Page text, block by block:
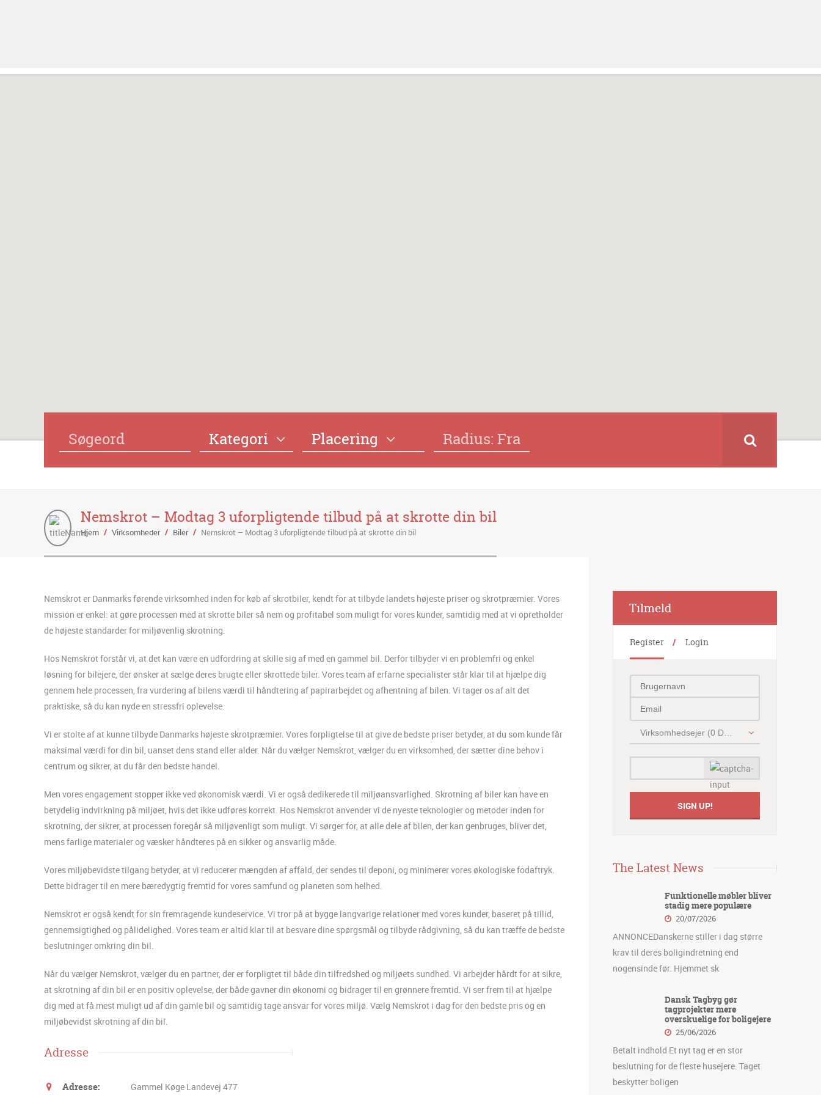
Kategori Placering Radius: Fra
Nemskrot – Modtag 3 uforpligtende tilbud på at skrotte din bil
Hjem / Virksomheder / Biler / Nemskrot – Modtag 3 uforpligtende tilbud på at skrotte din bil
Nemskrot er Danmarks førende virksomhed inden for køb af skrotbiler, kendt for at tilbyde landets højeste priser og skrotpræmier. Vores
mission er enkel: at gøre processen med at skrotte biler så nem og profitabel som muligt for vores kunder, samtidig med at vi opretholder
de højeste standarder for miljøvenlig skrotning.
Hos Nemskrot forstår vi, at det kan være en udfordring at skille sig af med en gammel bil. Derfor tilbyder vi en problemfri og enkel
løsning for bilejere, der ønsker at sælge deres brugte eller skrottede biler. Vores team af erfarne specialister står klar til at hjælpe dig
gennem hele processen, fra vurdering af bilens værdi til håndtering af papirarbejdet og afhentning af bilen. Vi tager os af alt det
praktiske, så du kan nyde en stressfri oplevelse.
Vi er stolte af at kunne tilbyde Danmarks højeste skrotpræmier. Vores forpligtelse til at give de bedste priser betyder, at du som kunde får
maksimal værdi for din bil, uanset dens stand eller alder. Når du vælger Nemskrot, vælger du en virksomhed, der sætter dine behov i
centrum og sikrer, at du får den bedste handel.
Men vores engagement stopper ikke ved økonomisk værdi. Vi er også dedikerede til miljøansvarlighed. Skrotning af biler kan have en
betydelig indvirkning på miljøet, hvis det ikke udføres korrekt. Hos Nemskrot anvender vi de nyeste teknologier og metoder inden for
skrotning, der sikrer, at processen foregår så miljøvenligt som muligt. Vi sørger for, at alle dele af bilen, der kan genbruges, bliver det,
mens farlige materialer og væsker håndteres på en sikker og ansvarlig måde.
Vores miljøbevidste tilgang betyder, at vi reducerer mængden af affald, der sendes til deponi, og minimerer vores økologiske fodaftryk.
Dette bidrager til en mere bæredygtig fremtid for vores samfund og planeten som helhed.
Nemskrot er også kendt for sin fremragende kundeservice. Vi tror på at bygge langvarige relationer med vores kunder, baseret på tillid,
gennemsigtighed og pålidelighed. Vores team er altid klar til at besvare dine spørgsmål og tilbyde rådgivning, så du kan træffe de bedste
beslutninger omkring din bil.
Når du vælger Nemskrot, vælger du en partner, der er forpligtet til både din tilfredshed og miljøets sundhed. Vi arbejder hårdt for at sikre,
at skrotning af din bil er en positiv oplevelse, der både gavner din økonomi og bidrager til en grønnere fremtid. Vi ser frem til at hjælpe
dig med at få mest muligt ud af din gamle bil og samtidig tage ansvar for vores miljø. Vælg Nemskrot i dag for den bedste pris og en
miljøbevidst skrotning af din bil.
Adresse
Adresse: Gammel Køge Landevej 477
Tilmeld
Register Login
Virksomhedsejer (0 DKK)
The Latest News
Funktionelle møbler bliver
stadig mere populære
20/07/2026
ANNONCEDanskerne stiller i dag større
krav til deres boligindretning end
nogensinde før. Hjemmet sk
Dansk Tagbyg gør
tagprojekter mere
overskuelige for boligejere
25/06/2026
Betalt indhold Et nyt tag er en stor
beslutning for de fleste husejere. Taget
beskytter boligen